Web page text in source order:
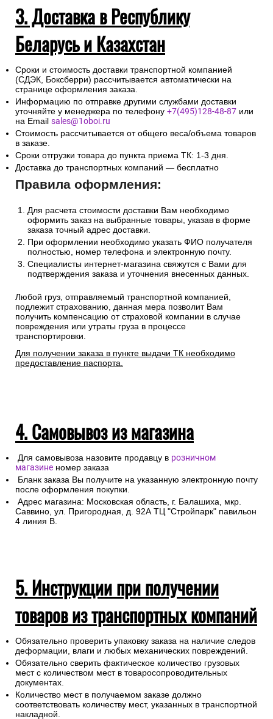
3. Доставка в Республику
Беларусь и Казахстан
Сроки и стоимость доставки транспортной компанией
(СДЭК, Боксберри) рассчитывается автоматически на
странице оформления заказа.
Информацию по отправке другими службами доставки
уточняйте у менеджера по телефону +7(495)128-48-87 или
на Email sales@1oboi.ru
Стоимость рассчитывается от общего веса/объема товаров
в заказе.
Сроки отгрузки товара до пункта приема ТК: 1-3 дня.
Доставка до транспортных компаний — бесплатно
Правила оформления:
Для расчета стоимости доставки Вам необходимо
оформить заказ на выбранные товары, указав в форме
заказа точный адрес доставки.
При оформлении необходимо указать ФИО получателя
полностью, номер телефона и электронную почту.
Специалисты интернет-магазина свяжутся с Вами для
подтверждения заказа и уточнения внесенных данных.
Любой груз, отправляемый транспортной компанией,
подлежит страхованию, данная мера позволит Вам
получить компенсацию от страховой компании в случае
повреждения или утраты груза в процессе
транспортировки.
Для получении заказа в пункте выдачи ТК необходимо
предоставление паспорта.
4. Самовывоз из магазина
Для самовывоза назовите продавцу в розничном
магазине номер заказа
Бланк заказа Вы получите на указанную электронную почту
после оформления покупки.
Адрес магазина: Московская область, г. Балашиха, мкр.
Саввино, ул. Пригородная, д. 92А ТЦ "Стройпарк" павильон
4 линия В.
5. Инструкции при получении
товаров из транспортных компаний
Обязательно проверить упаковку заказа на наличие следов
деформации, влаги и любых механических повреждений.
Обязательно сверить фактическое количество грузовых
мест с количеством мест в товаросопроводительных
документах.
Количество мест в получаемом заказе должно
соответствовать количеству мест, указанных в транспортной
накладной.